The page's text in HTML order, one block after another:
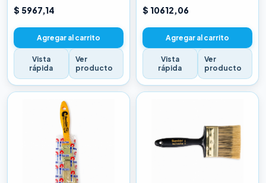
$ 5967,14
Agregar al carrito
Vista
rápida
Ver
producto
$ 10612,06
Agregar al carrito
Vista
rápida
Ver
producto